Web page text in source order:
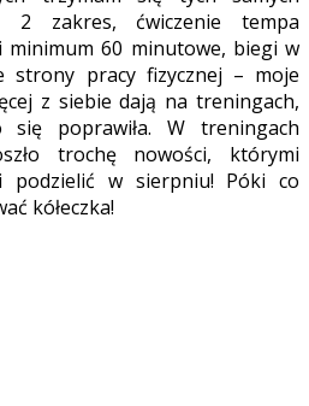
2 zakres, ćwiczenie tempa
60 minutowe, biegi w
strony pracy fizycznej – moje
z siebie dają na treningach,
się poprawiła. W treningach
trochę nowości, którymi
podzielić w sierpniu! Póki co
kółeczka!